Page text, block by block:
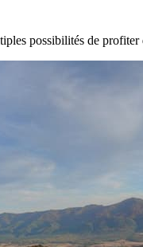
possibilités de profiter